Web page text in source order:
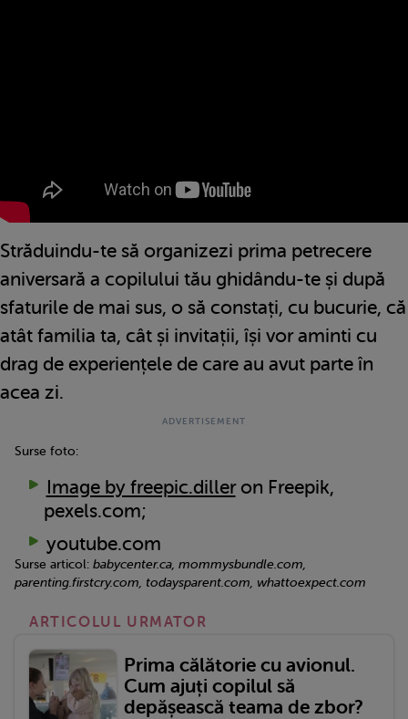
Străduindu-te să organizezi prima petrecere
aniversară a copilului tău ghidându-te și după
sfaturile de mai sus, o să constați, cu bucurie, că
atât familia ta, cât și invitații, își vor aminti cu
drag de experiențele de care au avut parte în
acea zi.
Surse foto:
Image by freepic.dilleron Freepik,
pexels.com;
youtube.com
Surse articol: babycenter.ca, mommysbundle.com,
parenting.firstcry.com, todaysparent.com, whattoexpect.com
ARTICOLUL URMATOR
Prima călătorie cu avionul.
Cum ajuți copilul să
depășească teama de zbor?